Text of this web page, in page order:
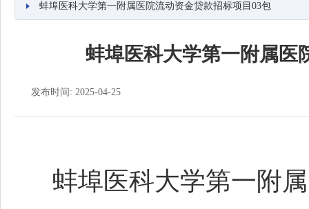
蚌埠医科大学第一附属医院流动资金贷款招标项目03包
蚌埠医科大学第一附属医
发布时间: 2025-04-25
蚌埠医科大学第一附